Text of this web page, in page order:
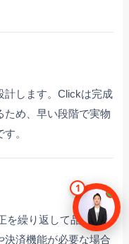
計します。Clickは完成
ため、早い段階で実物
。
を繰り返して品質を担
決済機能が必要な場合